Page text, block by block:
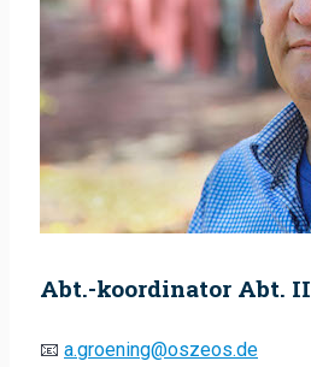
Abt.-koordinator Abt. II
📧 a.groening@oszeos.de